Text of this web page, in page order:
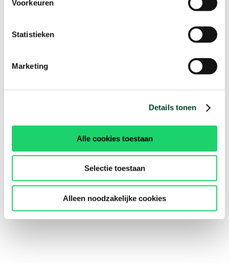
Voorkeuren
Statistieken
Marketing
Details tonen
Alle cookies toestaan
Selectie toestaan
Alleen noodzakelijke cookies